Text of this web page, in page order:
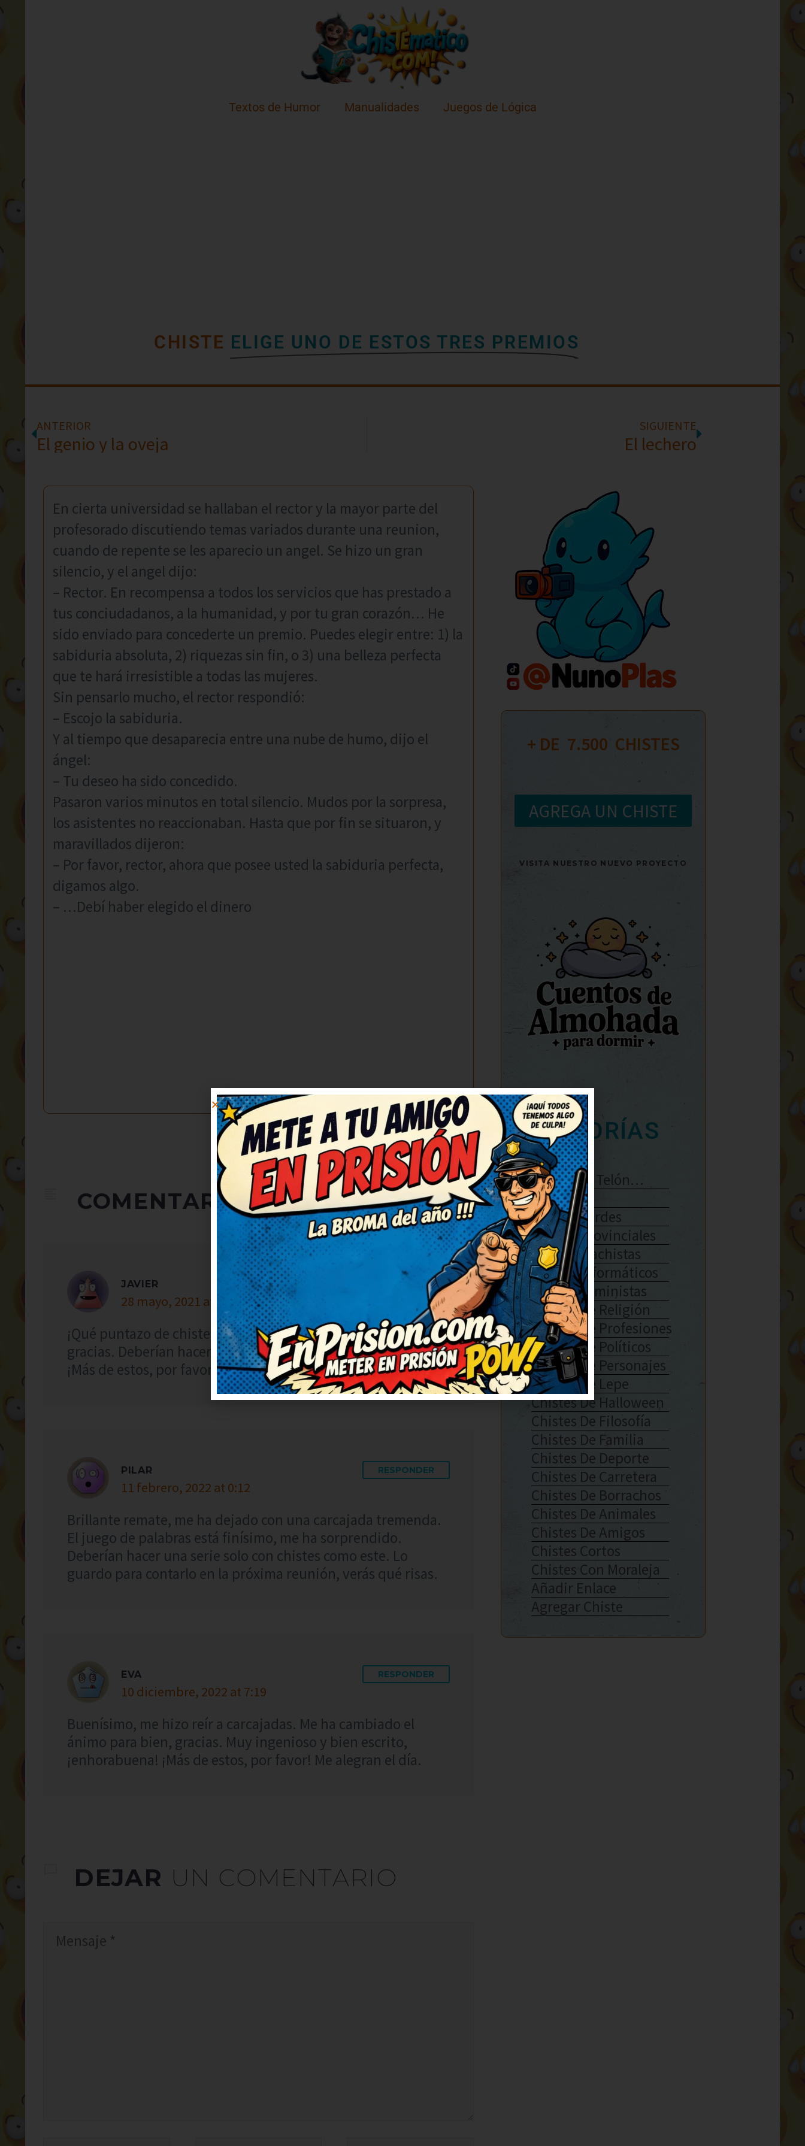
Textos de Humor Manualidades Juegos de Lógica
CHISTE ELIGE UNO DE ESTOS TRES PREMIOS
ANTERIOR
El genio y la oveja
SIGUIENTE
El lechero
En cierta universidad se hallaban el rector y la mayor parte del
profesorado discutiendo temas variados durante una reunion,
cuando de repente se les aparecio un angel. Se hizo un gran
silencio, y el angel dijo:
– Rector. En recompensa a todos los servicios que has prestado a
tus conciudadanos, a la humanidad, y por tu gran corazón… He
sido enviado para concederte un premio. Puedes elegir entre: 1) la
sabiduria absoluta, 2) riquezas sin fin, o 3) una belleza perfecta
que te hará irresistible a todas las mujeres.
Sin pensarlo mucho, el rector respondió:
– Escojo la sabiduria.
Y al tiempo que desaparecia entre una nube de humo, dijo el
ángel:
– Tu deseo ha sido concedido.
Pasaron varios minutos en total silencio. Mudos por la sorpresa,
los asistentes no reaccionaban. Hasta que por fin se situaron, y
maravillados dijeron:
– Por favor, rector, ahora que posee usted la sabiduria perfecta,
digamos algo.
– …Debí haber elegido el dinero
COMENTARIOS(3)
JAVIER
28 mayo, 2021 at 6:19
RESPONDER
¡Qué puntazo de chiste! Me ha cambiado el ánimo para bien,
gracias. Deberían hacer una serie solo con chistes como este.
¡Más de estos, por favor! Me alegran el día.
PILAR
11 febrero, 2022 at 0:12
RESPONDER
Brillante remate, me ha dejado con una carcajada tremenda.
El juego de palabras está finísimo, me ha sorprendido.
Deberían hacer una serie solo con chistes como este. Lo
guardo para contarlo en la próxima reunión, verás qué risas.
EVA
10 diciembre, 2022 at 7:19
RESPONDER
Buenísimo, me hizo reír a carcajadas. Me ha cambiado el
ánimo para bien, gracias. Muy ingenioso y bien escrito,
¡enhorabuena! ¡Más de estos, por favor! Me alegran el día.
DEJAR UN COMENTARIO
+ DE 7.500
  CHISTES
AGREGA UN CHISTE
VISITA NUESTRO NUEVO PROYECTO
CATEGORÍAS
Se Abre El Telón…
Enlaces
Chistes Verdes
Chistes Provinciales
Chistes Machistas
Chistes Informáticos
Chistes Feministas
Chistes De Religión
Chistes De Profesiones
Chistes De Políticos
Chistes De Personajes
Chistes De Lepe
Chistes De Halloween
Chistes De Filosofía
Chistes De Familia
Chistes De Deporte
Chistes De Carretera
Chistes De Borrachos
Chistes De Animales
Chistes De Amigos
Chistes Cortos
Chistes Con Moraleja
Añadir Enlace
Agregar Chiste